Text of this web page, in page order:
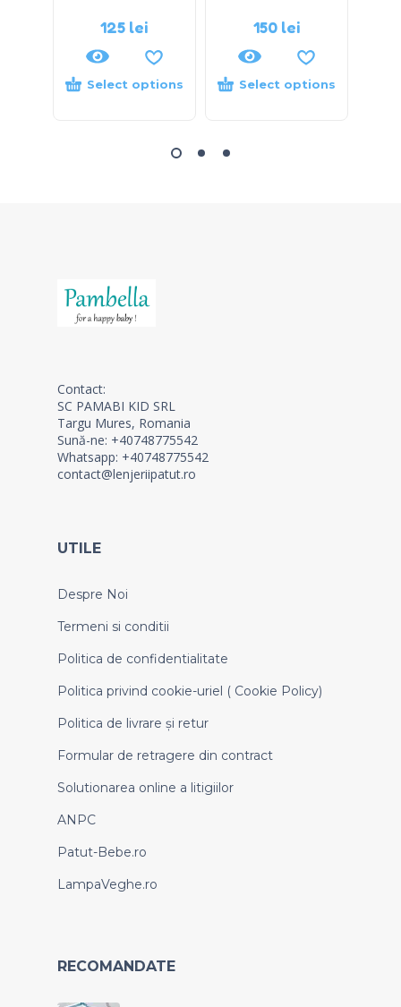
125 lei
Select options
150 lei
Select options
Contact:
SC PAMABI KID SRL
Targu Mures, Romania
Sună-ne: +40748775542
Whatsapp: +40748775542
contact@lenjeriipatut.ro
UTILE
Despre Noi
Termeni si conditii
Politica de confidentialitate
Politica privind cookie-uriel ( Cookie Policy)
Politica de livrare și retur
Formular de retragere din contract
Solutionarea online a litigiilor
ANPC
Patut-Bebe.ro
LampaVeghe.ro
RECOMANDATE